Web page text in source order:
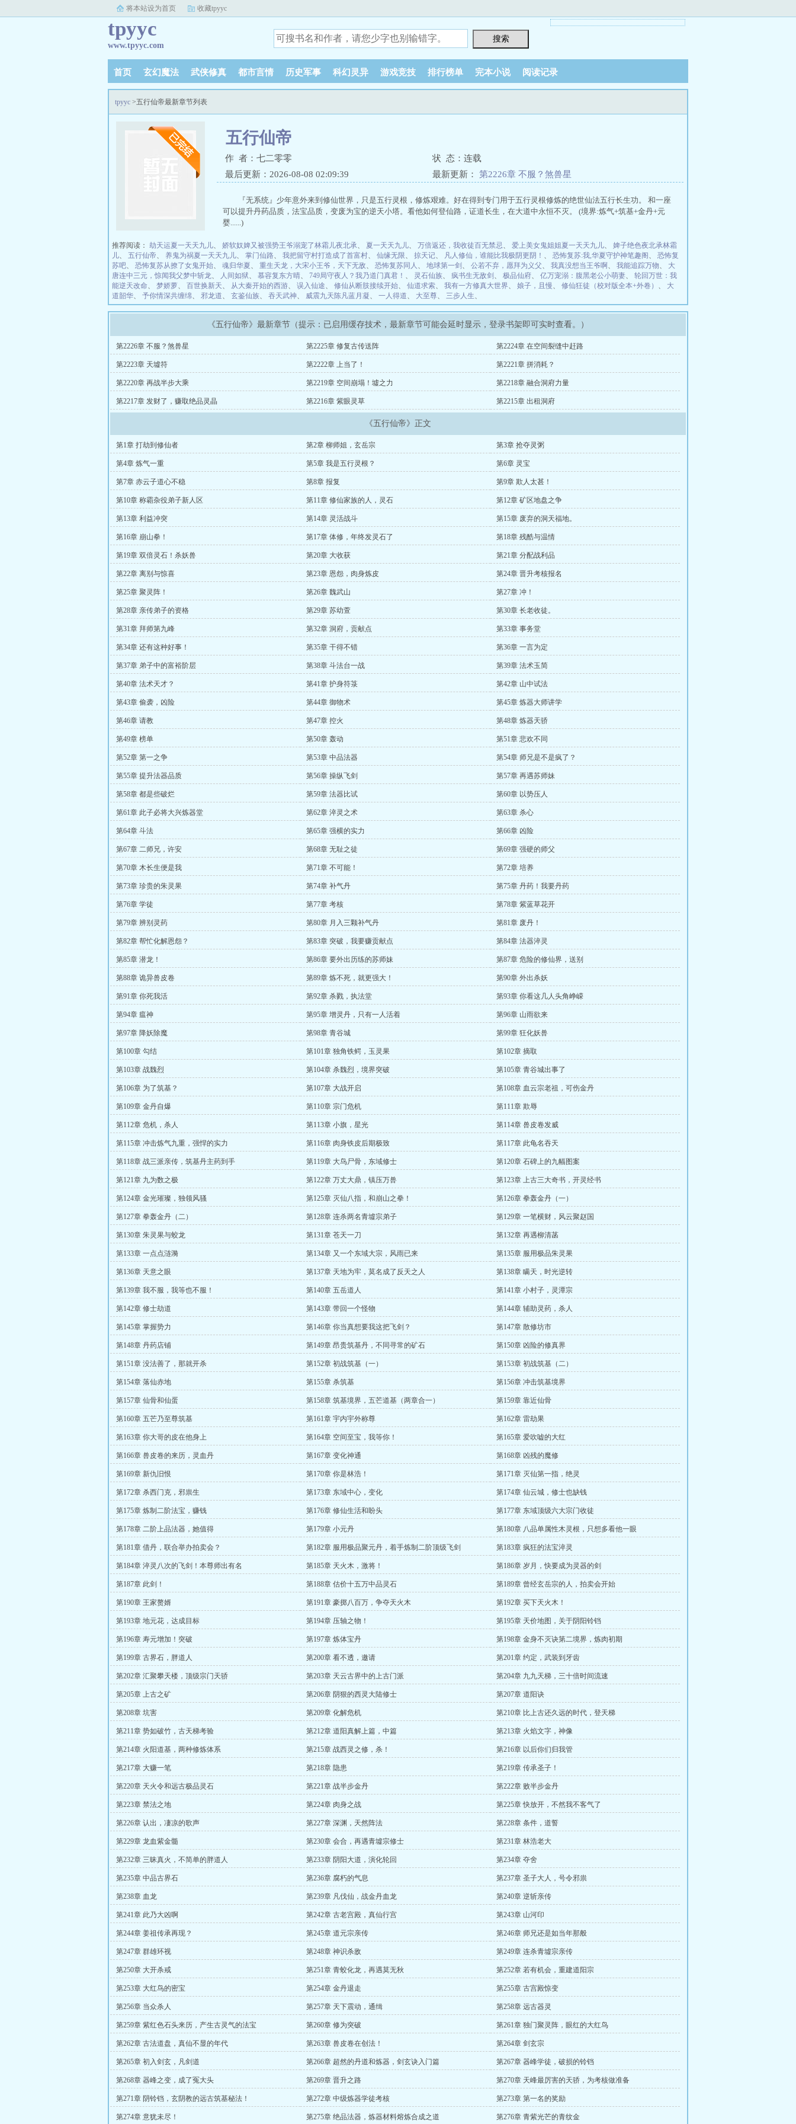
将本站设为首页 收藏tpyyc
tpyyc
www.tpyyc.com
首页 玄幻魔法 武侠修真 都市言情 历史军事 科幻灵异 游戏竞技 排行榜单 完本小说 阅读记录
tpyyc >五行仙帝最新章节列表
五行仙帝
作 者：七二零零
状 态：连载
最后更新：2026-08-08 02:09:39
最新更新： 第2226章 不服？煞兽星
『无系统』少年意外来到修仙世界，只是五行灵根，修炼艰难。好在得到专门用于五行灵根修炼的绝世仙法五行长生功。 和一座
可以提升丹药品质，法宝品质，变废为宝的逆天小塔。看他如何登仙路，证道长生，在大道中永恒不灭。 (境界:炼气+筑基+金丹+元
婴......)
推荐阅读： 劫天运夏一天天九儿、 娇软奴婢又被强势王爷溺宠了林霜儿夜北承、 夏一天天九儿、 万倍返还，我收徒百无禁忌、 爱上美女鬼姐姐夏一天天九儿、 婢子绝色夜北承林霜
儿、 五行仙帝、 养鬼为祸夏一天天九儿、 掌门仙路、 我把留守村打造成了首富村、 仙缘无限、 掠天记、 凡人修仙，谁能比我极阴更阴！ 、 恐怖复苏:我,华夏守护神笔趣阁 、 恐怖复
苏吧、 恐怖复苏从撩了女鬼开始、 魂归华夏、 重生天龙，大宋小王爷，天下无敌、 恐怖复苏同人 、 地球第一剑 、 公若不弃，愿拜为义父、 我真没想当王爷啊、 我能追踪万物、 大
唐连中三元，惊闻我父梦中斩龙、 人间如狱、 慕容复东方晴、 749局守夜人？我乃道门真君！ 、 灵石仙族、 疯书生无敌剑 、 极品仙府、 亿万宠溺：腹黑老公小萌妻、 轮回万世：我
能逆天改命、 梦娇萝、 百世换新天、 从大秦开始的西游、 误入仙途、 修仙从断肢接续开始、 仙道求索、 我有一方修真大世界、 娘子，且慢、 修仙狂徒（校对版全本+外卷） 、 大
道韶华、 予你情深共缠绵、 邪龙道、 玄鉴仙族、 吞天武神、 威震九天陈凡蓝月凝、 一人得道、 大至尊、 三步人生、
《五行仙帝》最新章节（提示：已启用缓存技术，最新章节可能会延时显示，登录书架即可实时查看。）
第2226章 不服？煞兽星 第2225章 修复古传送阵 第2224章 在空间裂缝中赶路
第2223章 天墟符 第2222章 上当了！ 第2221章 拼消耗？
第2220章 再战半步大乘 第2219章 空间崩塌！墟之力 第2218章 融合洞府力量
第2217章 发财了，赚取绝品灵晶 第2216章 紫眼灵草 第2215章 出租洞府
《五行仙帝》正文
第1章 打劫到修仙者 第2章 柳师姐，玄岳宗 第3章 抢夺灵粥
第4章 炼气一重 第5章 我是五行灵根？ 第6章 灵宝
第7章 赤云子道心不稳 第8章 报复 第9章 欺人太甚！
第10章 称霸杂役弟子新人区 第11章 修仙家族的人，灵石 第12章 矿区地盘之争
第13章 利益冲突 第14章 灵活战斗 第15章 废弃的洞天福地。
第16章 崩山拳！ 第17章 体修，年终发灵石了 第18章 残酷与温情
第19章 双倍灵石！杀妖兽 第20章 大收获 第21章 分配战利品
第22章 离别与惊喜 第23章 恩怨，肉身炼皮 第24章 晋升考核报名
第25章 聚灵阵！ 第26章 魏武山 第27章 冲！
第28章 亲传弟子的资格 第29章 苏幼萱 第30章 长老收徒。
第31章 拜师第九峰 第32章 洞府，贡献点 第33章 事务堂
第34章 还有这种好事！ 第35章 干得不错 第36章 一言为定
第37章 弟子中的富裕阶层 第38章 斗法台一战 第39章 法术玉简
第40章 法术天才？ 第41章 护身符箓 第42章 山中试法
第43章 偷袭，凶险 第44章 御物术 第45章 炼器大师讲学
第46章 请教 第47章 控火 第48章 炼器天骄
第49章 榜单 第50章 轰动 第51章 悲欢不同
第52章 第一之争 第53章 中品法器 第54章 师兄是不是疯了？
第55章 提升法器品质 第56章 操纵飞剑 第57章 再遇苏师妹
第58章 都是些破烂 第59章 法器比试 第60章 以势压人
第61章 此子必将大兴炼器堂 第62章 淬灵之术 第63章 杀心
第64章 斗法 第65章 强横的实力 第66章 凶险
第67章 二师兄，许安 第68章 无耻之徒 第69章 强硬的师父
第70章 木长生便是我 第71章 不可能！ 第72章 培养
第73章 珍贵的朱灵果 第74章 补气丹 第75章 丹药！我要丹药
第76章 学徒 第77章 考核 第78章 紫蓝草花开
第79章 辨别灵药 第80章 月入三颗补气丹 第81章 废丹！
第82章 帮忙化解恩怨？ 第83章 突破，我要赚贡献点 第84章 法器淬灵
第85章 潜龙！ 第86章 要外出历练的苏师妹 第87章 危险的修仙界，送别
第88章 诡异兽皮卷 第89章 炼不死，就更强大！ 第90章 外出杀妖
第91章 你死我活 第92章 杀戮，执法堂 第93章 你看这几人头角峥嵘
第94章 瘟神 第95章 增灵丹，只有一人活着 第96章 山雨欲来
第97章 降妖除魔 第98章 青谷城 第99章 狂化妖兽
第100章 勾结 第101章 独角铁鳄，玉灵果 第102章 摘取
第103章 战魏烈 第104章 杀魏烈，境界突破 第105章 青谷城出事了
第106章 为了筑基？ 第107章 大战开启 第108章 血云宗老祖，可伤金丹
第109章 金丹自爆 第110章 宗门危机 第111章 欺辱
第112章 危机，杀人 第113章 小旗，星光 第114章 兽皮卷发威
第115章 冲击炼气九重，强悍的实力 第116章 肉身铁皮后期极致 第117章 此龟名吞天
第118章 战三派亲传，筑基丹主药到手 第119章 大鸟尸骨，东域修士 第120章 石碑上的九幅图案
第121章 九为数之极 第122章 万丈大鼎，镇压万兽 第123章 上古三大奇书，开灵经书
第124章 金光璀璨，独领风骚 第125章 灭仙八指，和崩山之拳！ 第126章 拳轰金丹（一）
第127章 拳轰金丹（二） 第128章 连杀两名青墟宗弟子 第129章 一笔横财，风云聚赵国
第130章 朱灵果与蛟龙 第131章 苍天一刀 第132章 再遇柳清菡
第133章 一点点涟漪 第134章 又一个东域大宗，风雨已来 第135章 服用极品朱灵果
第136章 天意之眼 第137章 天地为牢，莫名成了反天之人 第138章 瞒天，时光逆转
第139章 我不服，我等也不服！ 第140章 五岳道人 第141章 小村子，灵潭宗
第142章 修士劫道 第143章 带回一个怪物 第144章 辅助灵药，杀人
第145章 掌握势力 第146章 你当真想要我这把飞剑？ 第147章 散修坊市
第148章 丹药店铺 第149章 昂贵筑基丹，不同寻常的矿石 第150章 凶险的修真界
第151章 没法善了，那就开杀 第152章 初战筑基（一） 第153章 初战筑基（二）
第154章 落仙赤地 第155章 杀筑基 第156章 冲击筑基境界
第157章 仙骨和仙蛋 第158章 筑基境界，五芒道基（两章合一） 第159章 靠近仙骨
第160章 五芒乃至尊筑基 第161章 宇内宇外称尊 第162章 雷劫果
第163章 你大哥的皮在他身上 第164章 空间至宝，我等你！ 第165章 爱吹嘘的大红
第166章 兽皮卷的来历，灵血丹 第167章 变化神通 第168章 凶残的魔修
第169章 新仇旧恨 第170章 你是林浩！ 第171章 灭仙第一指，绝灵
第172章 杀西门克，邪祟生 第173章 东域中心，变化 第174章 仙云城，修士也缺钱
第175章 炼制二阶法宝，赚钱 第176章 修仙生活和盼头 第177章 东域顶级六大宗门收徒
第178章 二阶上品法器，她值得 第179章 小元丹 第180章 八品单属性木灵根，只想多看他一眼
第181章 借丹，联合举办拍卖会？ 第182章 服用极品聚元丹，着手炼制二阶顶级飞剑 第183章 疯狂的法宝淬灵
第184章 淬灵八次的飞剑！本尊师出有名 第185章 天火木，激将！ 第186章 岁月，快要成为灵器的剑
第187章 此剑！ 第188章 估价十五万中品灵石 第189章 曾经玄岳宗的人，拍卖会开始
第190章 王家赘婿 第191章 豪掷八百万，争夺天火木 第192章 买下天火木！
第193章 地元花，达成目标 第194章 压轴之物！ 第195章 天价地图，关于阴阳铃铛
第196章 寿元增加！突破 第197章 炼体宝丹 第198章 金身不灭诀第二境界，炼肉初期
第199章 古界石，胖道人 第200章 看不透，邀请 第201章 约定，武装到牙齿
第202章 汇聚攀天楼，顶级宗门天骄 第203章 天云古界中的上古门派 第204章 九九天梯，三十倍时间流速
第205章 上古之矿 第206章 阴狠的西灵大陆修士 第207章 道阳诀
第208章 坑害 第209章 化解危机 第210章 比上古还久远的时代，登天梯
第211章 势如破竹，古天梯考验 第212章 道阳真解上篇，中篇 第213章 火焰文字，神像
第214章 火阳道基，两种修炼体系 第215章 战西灵之修，杀！ 第216章 以后你们归我管
第217章 大赚一笔 第218章 隐患 第219章 传承圣子！
第220章 天火令和远古极品灵石 第221章 战半步金丹 第222章 败半步金丹
第223章 禁法之地 第224章 肉身之战 第225章 快放开，不然我不客气了
第226章 认出，凄凉的歌声 第227章 深渊，天然阵法 第228章 条件，道誓
第229章 龙血紫金髓 第230章 会合，再遇青墟宗修士 第231章 林浩老大
第232章 三昧真火，不简单的胖道人 第233章 阴阳大道，演化轮回 第234章 夺舍
第235章 中品古界石 第236章 腐朽的气息 第237章 圣子大人，号令邪祟
第238章 血龙 第239章 凡伐仙，战金丹血龙 第240章 逆斩亲传
第241章 此乃大凶啊 第242章 古老宫殿，真仙行宫 第243章 山河印
第244章 姜祖传承再现？ 第245章 道元宗亲传 第246章 师兄还是如当年那般
第247章 群雄环视 第248章 神识杀敌 第249章 连杀青墟宗亲传
第250章 大开杀戒 第251章 青蛟化龙，再遇莫无秋 第252章 若有机会，重建道阳宗
第253章 大红鸟的密宝 第254章 金丹退走 第255章 古宫殿惊变
第256章 当众杀人 第257章 天下震动，通缉 第258章 远古器灵
第259章 紫红色石头来历，产生古灵气的法宝 第260章 修为突破 第261章 独门聚灵阵，眼红的大红鸟
第262章 古法道盘，真仙不显的年代 第263章 兽皮卷在创法！ 第264章 剑玄宗
第265章 初入剑玄，凡剑道 第266章 超然的丹道和炼器，剑玄诀入门篇 第267章 器峰学徒，破损的铃铛
第268章 器峰之变，成了冤大头 第269章 晋升之路 第270章 天峰最厉害的天骄，为考核做准备
第271章 阴铃铛，玄阴教的远古筑基秘法！ 第272章 中级炼器学徒考核 第273章 第一名的奖励
第274章 意犹未尽！ 第275章 绝品法器，炼器材料熔炼合成之道 第276章 青紫光芒的青纹金